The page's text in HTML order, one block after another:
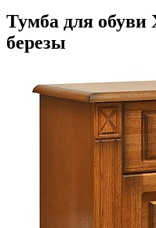
Тумба для обуви
березы